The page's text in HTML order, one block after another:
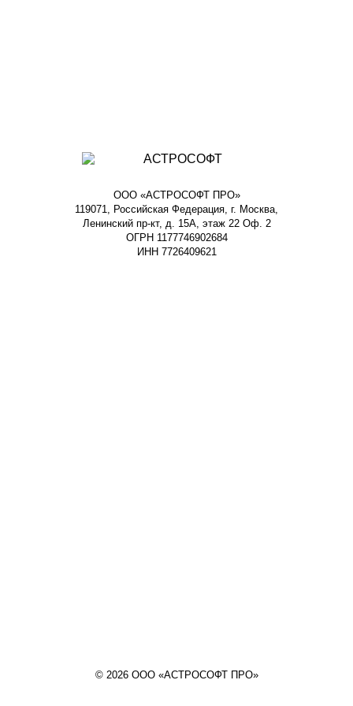
ООО «АСТРОСОФТ ПРО»
119071, Российская Федерация, г. Москва,
Ленинский пр-кт, д. 15А, этаж 22 Оф. 2
ОГРН 1177746902684
ИНН 7726409621
© 2026 ООО «АСТРОСОФТ ПРО»